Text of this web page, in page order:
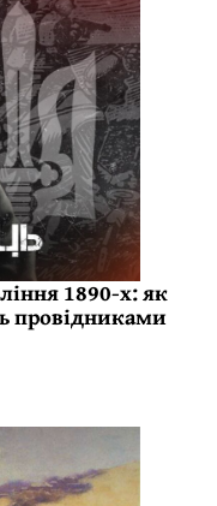
1890-х: як
провідниками